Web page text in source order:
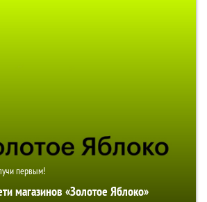
первым!
магазинов «Золотое Яблоко»